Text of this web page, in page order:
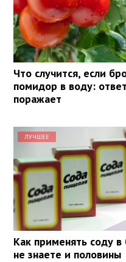
Что случится, если
помидор в воду: ответ
поражает
ЛУЧШЕЕ
Как применять соду
не знаете и половины